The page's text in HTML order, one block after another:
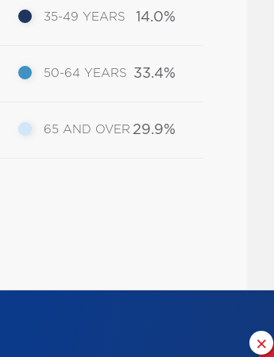
35-49 YEARS 14.0%
50-64 YEARS 33.4%
65 AND OVER 29.9%
×